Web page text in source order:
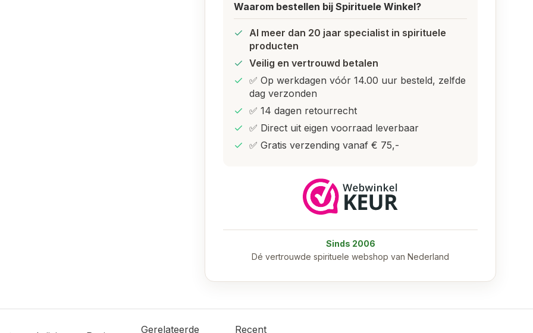
Waarom bestellen bij Spirituele Winkel?
Al meer dan 20 jaar specialist in spirituele
producten
Veilig en vertrouwd betalen
✅ Op werkdagen vóór 14.00 uur besteld, zelfde
dag verzonden
✅ 14 dagen retourrecht
✅ Direct uit eigen voorraad leverbaar
✅ Gratis verzending vanaf € 75,-
Sinds 2006
Dé vertrouwde spirituele webshop van Nederland
Gerelateerde
Recent